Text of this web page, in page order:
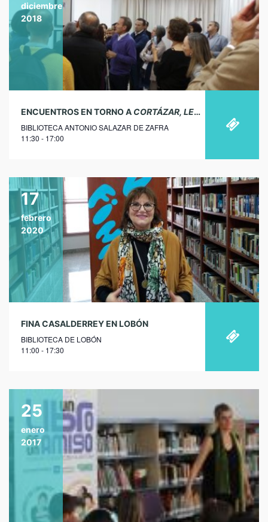
diciembre
2018
ENCUENTROS EN TORNO A CORTÁZAR, LECTOR DEL MUNDO
BIBLIOTECA ANTONIO SALAZAR DE ZAFRA
11:30 - 17:00
17
febrero
2020
FINA CASALDERREY EN LOBÓN
BIBLIOTECA DE LOBÓN
11:00 - 17:30
25
enero
2017